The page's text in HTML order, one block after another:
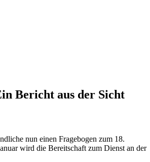
Bericht aus der Sicht
nun einen Fragebogen zum 18.
wird die Bereitschaft zum Dienst an der